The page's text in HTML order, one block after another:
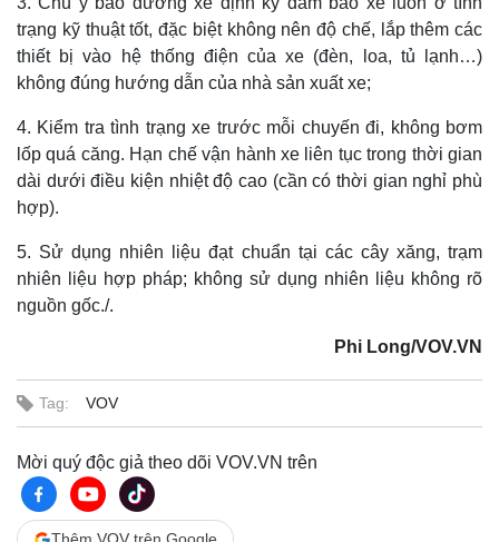
Pháp luật
Vụ án
Tin nóng
Tư vấn luật
Quân sự - Quốc phòng
trạng kỹ thuật tốt, đặc biệt không nên độ chế, lắp thêm các
thiết bị vào hệ thống điện của xe (đèn, loa, tủ lạnh…)
không đúng hướng dẫn của nhà sản xuất xe;
4. Kiểm tra tình trạng xe trước mỗi chuyến đi, không bơm
lốp quá căng. Hạn chế vận hành xe liên tục trong thời gian
dài dưới điều kiện nhiệt độ cao (cần có thời gian nghỉ phù
hợp).
5. Sử dụng nhiên liệu đạt chuẩn tại các cây xăng, trạm
nhiên liệu hợp pháp; không sử dụng nhiên liệu không rõ
nguồn gốc./.
Phi Long/VOV.VN
Tag: VOV
Mời quý độc giả theo dõi VOV.VN trên